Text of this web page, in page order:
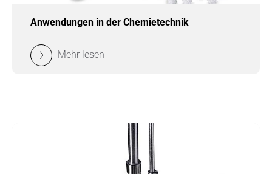
Anwendungen in der Chemietechnik
Mehr lesen